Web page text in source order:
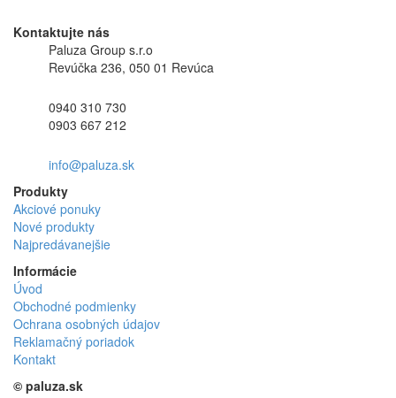
Kontaktujte nás
Paluza Group s.r.o
Revúčka 236, 050 01 Revúca
0940 310 730
0903 667 212
info@paluza.sk
Produkty
Akciové ponuky
Nové produkty
Najpredávanejšie
Informácie
Úvod
Obchodné podmienky
Ochrana osobných údajov
Reklamačný poriadok
Kontakt
© paluza.sk